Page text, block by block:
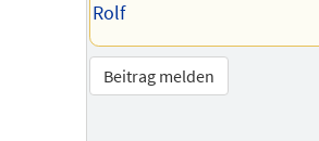
Rolf
Beitrag melden